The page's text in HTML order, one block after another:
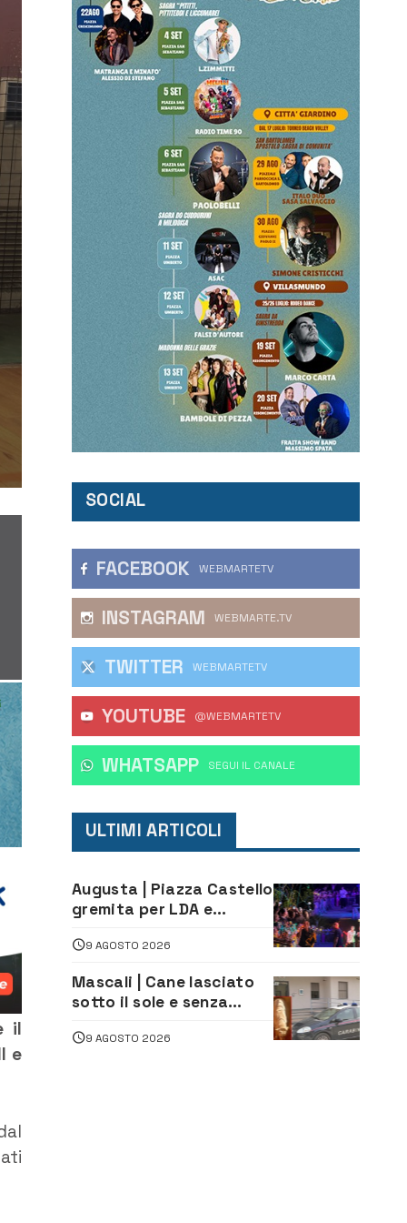
il
e
SOCIAL
FACEBOOK WEBMARTETV
INSTAGRAM WEBMARTE.TV
TWITTER WEBMARTETV
YOUTUBE @WEBMARTETV
WHATSAPP ‎SEGUI IL CANALE
ULTIMI ARTICOLI
Augusta | Piazza Castello
gremita per LDA e
ed emozioni per
“Augusta d’Estate”
9 AGOSTO 2026
Mascali | Cane lasciato
sotto il sole e senza
denunciano proprietario
9 AGOSTO 2026